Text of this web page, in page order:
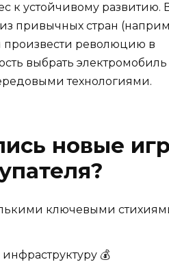
к устойчивому развитию.
привычных стран
произвести революцию в
выбрать электромобиль
технологиями.
новые
ключевыми
💰